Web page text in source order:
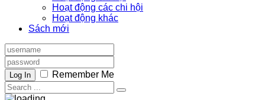
Hoạt động các chi hội
Hoạt động khác
Sách mới
Log In Remember Me